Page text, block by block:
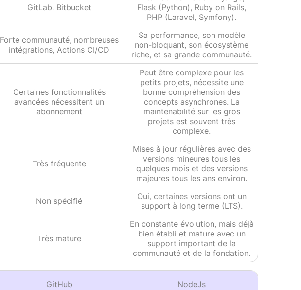
GitLab, Bitbucket
Flask (Python), Ruby on Rails,
PHP (Laravel, Symfony).
Forte communauté, nombreuses
intégrations, Actions CI/CD
Sa performance, son modèle
non-bloquant, son écosystème
riche, et sa grande communauté.
Certaines fonctionnalités
avancées nécessitent un
abonnement
Peut être complexe pour les
petits projets, nécessite une
bonne compréhension des
concepts asynchrones. La
maintenabilité sur les gros
projets est souvent très
complexe.
Très fréquente
Mises à jour régulières avec des
versions mineures tous les
quelques mois et des versions
majeures tous les ans environ.
Non spécifié
Oui, certaines versions ont un
support à long terme (LTS).
Très mature
En constante évolution, mais déjà
bien établi et mature avec un
support important de la
communauté et de la fondation.
GitHub NodeJs